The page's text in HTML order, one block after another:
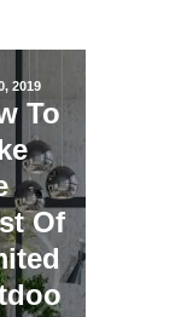
2019
To
Of